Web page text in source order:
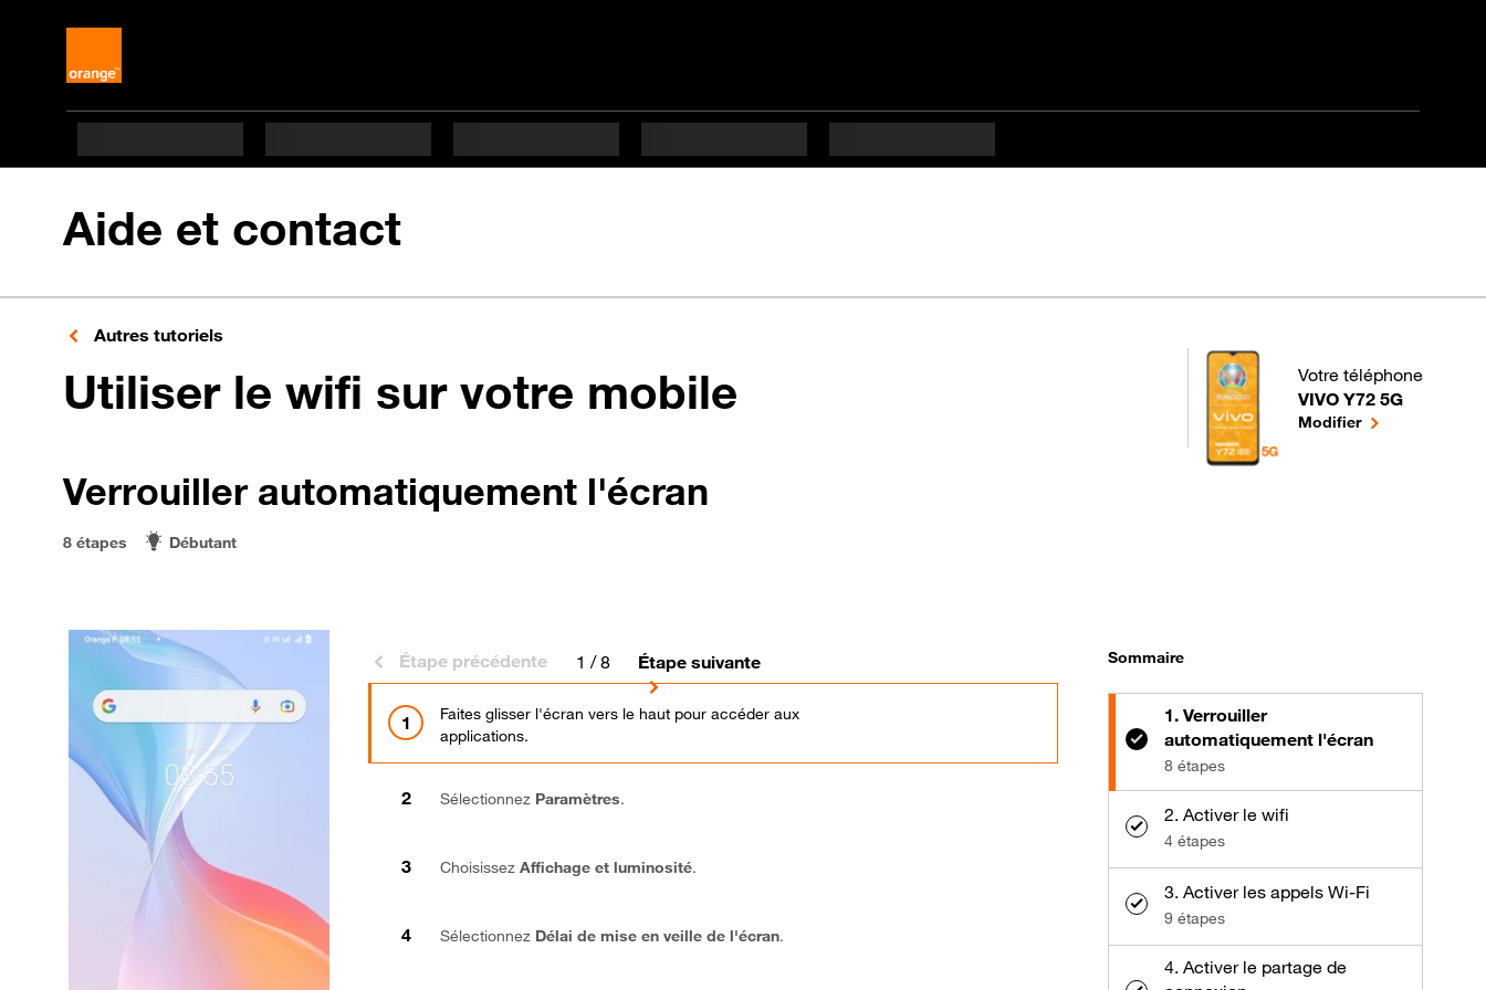
Aide et contact
Autres tutoriels
Utiliser le wifi sur votre mobile
Votre téléphone
VIVO Y72 5G
pour votre VIVO Y72 5G
Modifierle téléphone
Verrouiller automatiquement l'écran
8 étapes Débutant
Étape précédente 1 / 8 Étape suivante
Faites glisser l'écran vers le haut pour accéder aux
applications.
Sélectionnez Paramètres.
ChoisissezAffichage et luminosité.
Sélectionnez Délai de mise en veille de l'écran.
Sommaire
1. Verrouiller
automatiquement l'écran
8 étapes
2. Activer le wifi
4 étapes
3. Activer les appels Wi-Fi
9 étapes
4. Activer le partage de